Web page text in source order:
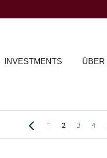
INVESTMENTS ÜBER
1 2 3 4